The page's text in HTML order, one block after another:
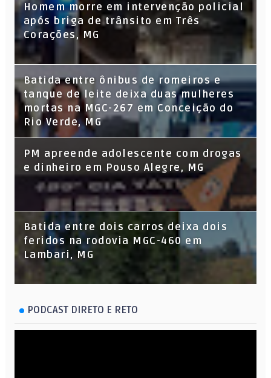
Homem morre em intervenção policial
após briga de trânsito em Três
Corações, MG
Batida entre ônibus de romeiros e
tanque de leite deixa duas mulheres
mortas na MGC-267 em Conceição do
Rio Verde, MG
PM apreende adolescente com drogas
e dinheiro em Pouso Alegre, MG
Batida entre dois carros deixa dois
feridos na rodovia MGC-460 em
Lambari, MG
PODCAST DIRETO E RETO